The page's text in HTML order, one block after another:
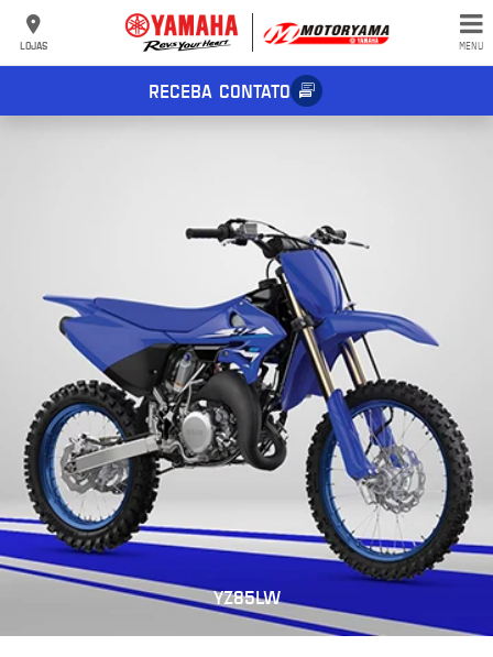
LOJAS MENU
RECEBA CONTATO
YZ85LW